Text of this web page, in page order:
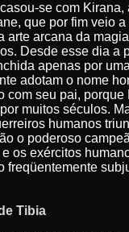
se com Kirana,
que por fim veio
arte arcana da
Desde esse dia a
apenas por
adotam o nome
com seu pai, porque
muitos séculos.
humanos
o poderoso
os exércitos
freqüentemente
Tibia